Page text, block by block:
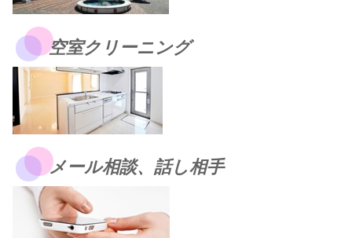
空室クリーニング
メール相談、話し相手